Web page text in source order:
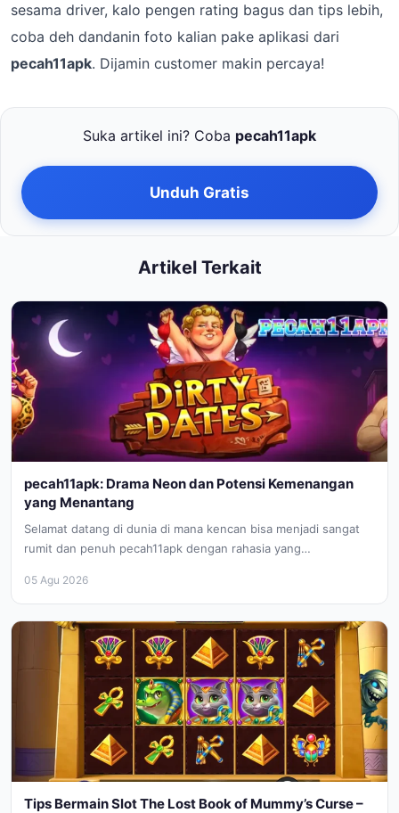
sesama driver, kalo pengen rating bagus dan tips lebih,
coba deh dandanin foto kalian pake aplikasi dari
pecah11apk. Dijamin customer makin percaya!
Suka artikel ini? Coba pecah11apk
Unduh Gratis
Artikel Terkait
pecah11apk: Drama Neon dan Potensi Kemenangan
yang Menantang
Selamat datang di dunia di mana kencan bisa menjadi sangat
rumit dan penuh pecah11apk dengan rahasia yang
05 Agu 2026
Tips Bermain Slot The Lost Book of Mummy’s Curse –